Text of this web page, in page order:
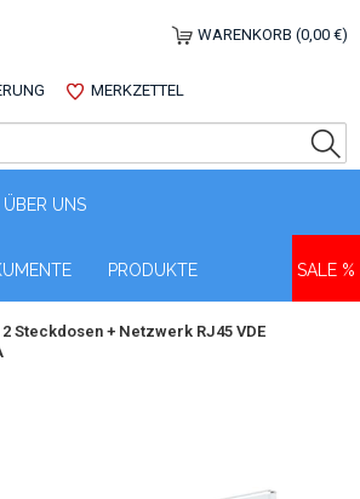
MERKZETTEL
WARENKORB (0,00 €)
ÜBER UNS
PRODUKTE SALE %
2 Steckdosen + Netzwerk RJ45 VDE